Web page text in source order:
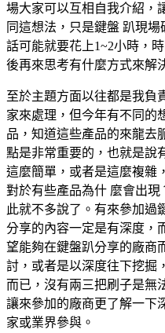
場大家可以互相自我介紹，
同這想法，只是鍵盤 趴現
話可能就要花上1~2小時，
後再來思考有什麼方式來解
至於主題方面以往都是我負
家來處理，但今年有不同的
品，知道這些產品的來龍去
點是非常重要的，也就是說
這麼簡單，或者是這麼複雜
對於有些產品為什 麼會出
此就不多說了。有來參加過
分享的內容一定是有深度，
望能夠在鍵盤趴分享的廠商
討，或者是以深度往下挖掘
而已，沒有兩三把刷子是無
讓來參加的廠商更了解一下
家或業界參與。